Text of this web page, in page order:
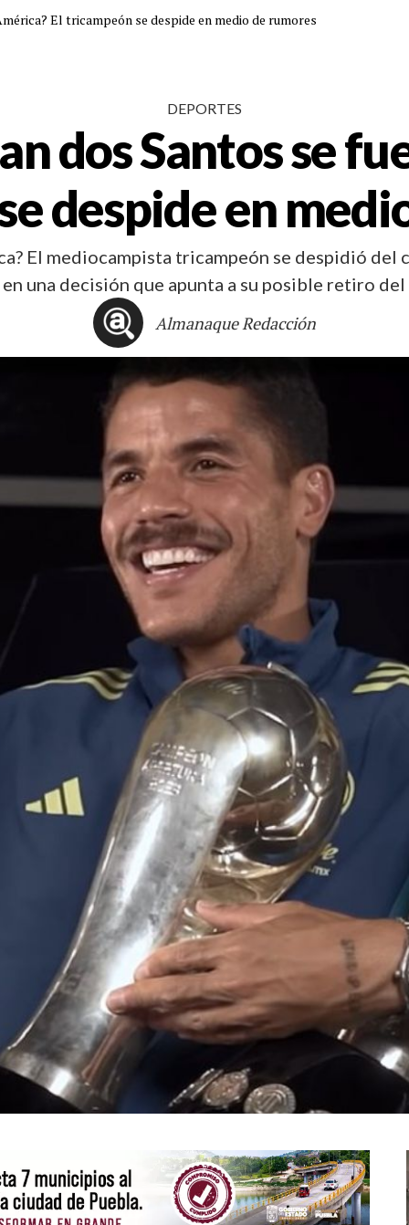
El tricampeón se despide en medio de rumores
DEPORTES
dos Santos se
despide en
El mediocampista tricampeón se despidió
una decisión que apunta a su posible retiro
Almanaque Redacción